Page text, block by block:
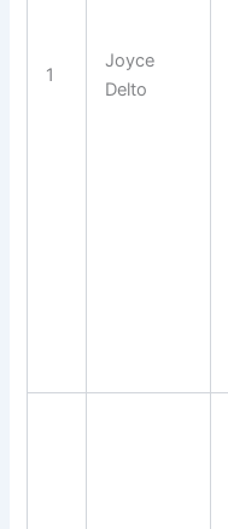
1
Joyce
Delto